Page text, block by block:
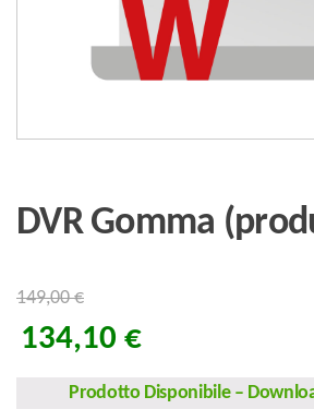
DVR Gomma
149,00€
134,10 €
Prodotto Disponibile –